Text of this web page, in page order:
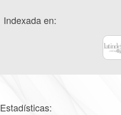
Indexada en:
Estadísticas: